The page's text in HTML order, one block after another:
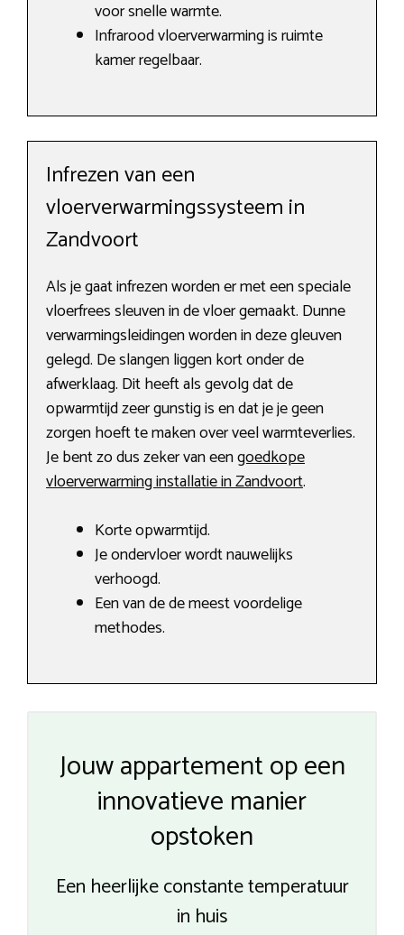
voor snelle warmte.
Infrarood vloerverwarming is ruimte
kamer regelbaar.
Infrezen van een
vloerverwarmingssysteem in
Zandvoort
Als je gaat infrezen worden er met een speciale
vloerfrees sleuven in de vloer gemaakt. Dunne
verwarmingsleidingen worden in deze gleuven
gelegd. De slangen liggen kort onder de
afwerklaag. Dit heeft als gevolg dat de
opwarmtijd zeer gunstig is en dat je je geen
zorgen hoeft te maken over veel warmteverlies.
Je bent zo dus zeker van eengoedkope
vloerverwarming installatie in Zandvoort.
Korte opwarmtijd.
Je ondervloer wordt nauwelijks
verhoogd.
Een van de de meest voordelige
methodes.
Jouw appartement op een
innovatieve manier
opstoken
Een heerlijke constante temperatuur
in huis